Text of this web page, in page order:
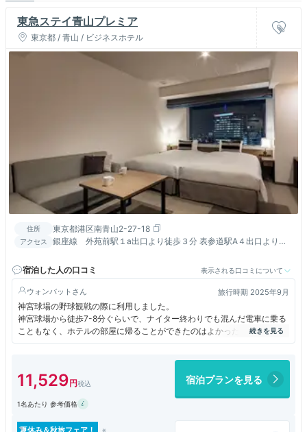
東急ステイ青山プレミア
東京都 / 青山 / ビジネスホテル
住所 東京都港区南青山2-27-18
アクセス
銀座線 外苑前駅１a出口より徒歩３分 表参道駅A４出口より徒
宿泊した人の口コミ
表示される口コミについて
ウォンバット 旅行時期 2025年9月
神宮球場の野球観戦の際に利用しました。
神宮球場から徒歩7-8分ぐらいで、ナイター終わりでも混んだ電車に乗る
こともなく、ホテルの部屋に帰ることができたのはよかったです。
ても助かりました！
サッカーや陸上、ラグビーなど、神宮周辺のスポーツ観戦やイベント時の
次回も神宮球場の野球観戦時には利用したいと思います。
11,529 宿泊プランを見る
1名あたり 参考価格